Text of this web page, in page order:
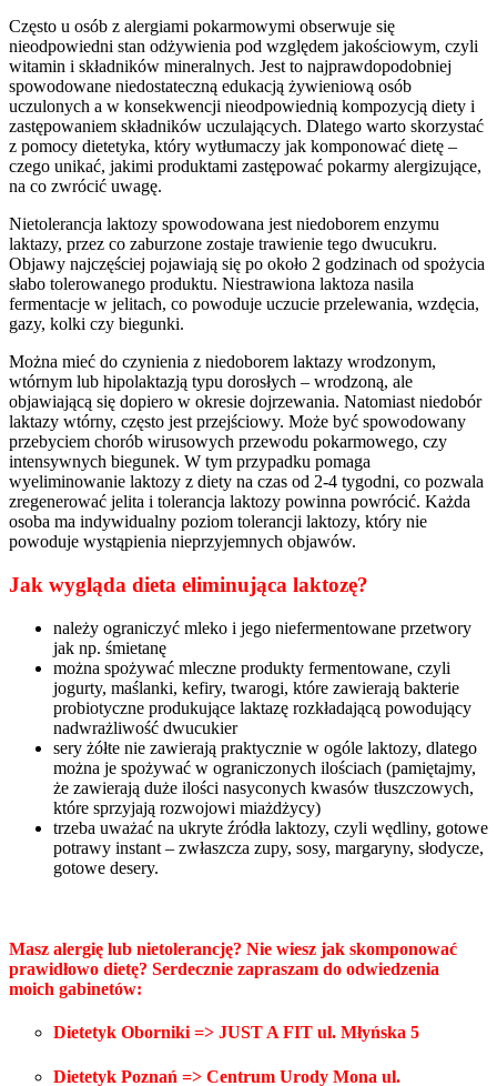
Często u osób z alergiami pokarmowymi obserwuje się
nieodpowiedni stan odżywienia pod względem jakościowym, czyli
witamin i składników mineralnych. Jest to najprawdopodobniej
spowodowane niedostateczną edukacją żywieniową osób
uczulonych a w konsekwencji nieodpowiednią kompozycją diety i
zastępowaniem składników uczulających. Dlatego warto skorzystać
z pomocy dietetyka, który wytłumaczy jak komponować dietę –
czego unikać, jakimi produktami zastępować pokarmy alergizujące,
na co zwrócić uwagę.
Nietolerancja laktozy spowodowana jest niedoborem enzymu
laktazy, przez co zaburzone zostaje trawienie tego dwucukru.
Objawy najczęściej pojawiają się po około 2 godzinach od spożycia
słabo tolerowanego produktu. Niestrawiona laktoza nasila
fermentacje w jelitach, co powoduje uczucie przelewania, wzdęcia,
gazy, kolki czy biegunki.
Można mieć do czynienia z niedoborem laktazy wrodzonym,
wtórnym lub hipolaktazją typu dorosłych – wrodzoną, ale
objawiającą się dopiero w okresie dojrzewania. Natomiast niedobór
laktazy wtórny, często jest przejściowy. Może być spowodowany
przebyciem chorób wirusowych przewodu pokarmowego, czy
intensywnych biegunek. W tym przypadku pomaga
wyeliminowanie laktozy z diety na czas od 2-4 tygodni, co pozwala
zregenerować jelita i tolerancja laktozy powinna powrócić. Każda
osoba ma indywidualny poziom tolerancji laktozy, który nie
powoduje wystąpienia nieprzyjemnych objawów.
Jak wygląda dieta eliminująca laktozę?
należy ograniczyć mleko i jego niefermentowane przetwory
jak np. śmietanę
można spożywać mleczne produkty fermentowane, czyli
jogurty, maślanki, kefiry, twarogi, które zawierają bakterie
probiotyczne produkujące laktazę rozkładającą powodujący
nadwrażliwość dwucukier
sery żółte nie zawierają praktycznie w ogóle laktozy, dlatego
można je spożywać w ograniczonych ilościach (pamiętajmy,
że zawierają duże ilości nasyconych kwasów tłuszczowych,
które sprzyjają rozwojowi miażdżycy)
trzeba uważać na ukryte źródła laktozy, czyli wędliny, gotowe
potrawy instant – zwłaszcza zupy, sosy, margaryny, słodycze,
gotowe desery.
Masz alergię lub nietolerancję? Nie wiesz jak skomponować
prawidłowo dietę? Serdecznie zapraszam do odwiedzenia
moich gabinetów:
Dietetyk Oborniki => JUST A FIT ul. Młyńska 5
Dietetyk Poznań => Centrum Urody Mona ul.